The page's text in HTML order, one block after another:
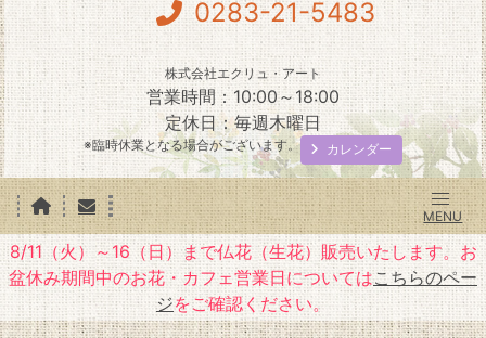
0283-21-5483
株式会社エクリュ・アート
営業時間：10:00～18:00
定休日：毎週木曜日
※臨時休業となる場合がございます。 カレンダー
8/11（火）～16（日）まで仏花（生花）販売いたします。お
盆休み期間中のお花・カフェ営業日についてはこちらのペー
ジをご確認ください。